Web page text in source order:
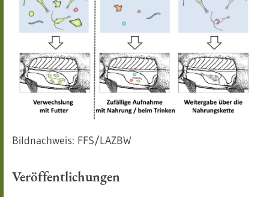
Bildnachweis: FFS/LAZBW
Veröffentlichungen